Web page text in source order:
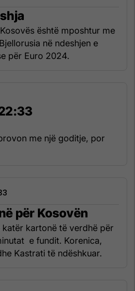
është mposhtur me
në ndeshjen e
për Euro 2024.
me një goditje, por
për Kosovën
kartonë të verdhë për
e fundit. Korenica,
Kastrati të ndëshkuar.